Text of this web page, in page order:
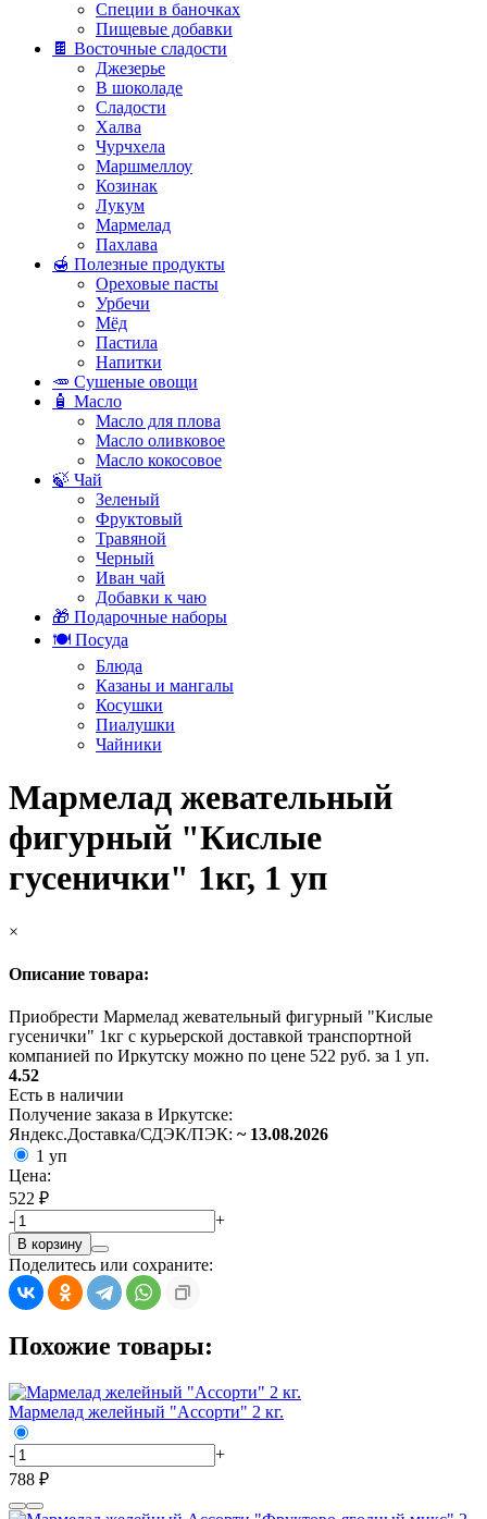
Специи в баночках
Пищевые добавки
🍫 Восточные сладости
Джезерье
В шоколаде
Сладости
Халва
Чурчхела
Маршмеллоу
Козинак
Лукум
Мармелад
Пахлава
🍯 Полезные продукты
Ореховые пасты
Урбечи
Мёд
Пастила
Напитки
🥕 Сушеные овощи
🧴 Масло
Масло для плова
Масло оливковое
Масло кокосовое
🍃 Чай
Зеленый
Фруктовый
Травяной
Черный
Иван чай
Добавки к чаю
🎁 Подарочные наборы
🍽️ Посуда
Блюда
Казаны и мангалы
Косушки
Пиалушки
Чайники
Мармелад жевательный
фигурный "Кислые
гусенички" 1кг, 1 уп
×
Описание товара:
Приобрести Мармелад жевательный фигурный "Кислые
гусенички" 1кг с курьерской доставкой транспортной
компанией по Иркутску можно по цене 522 руб. за 1 уп.
4.52
Есть в наличии
Получение заказа в Иркутске:
Яндекс.Доставка/СДЭК/ПЭК: ~ 13.08.2026
1 уп
Цена:
522 ₽
-
+
В корзину
Поделитесь или сохраните:
Похожие товары:
Мармелад желейный "Ассорти" 2 кг.
-
+
788 ₽